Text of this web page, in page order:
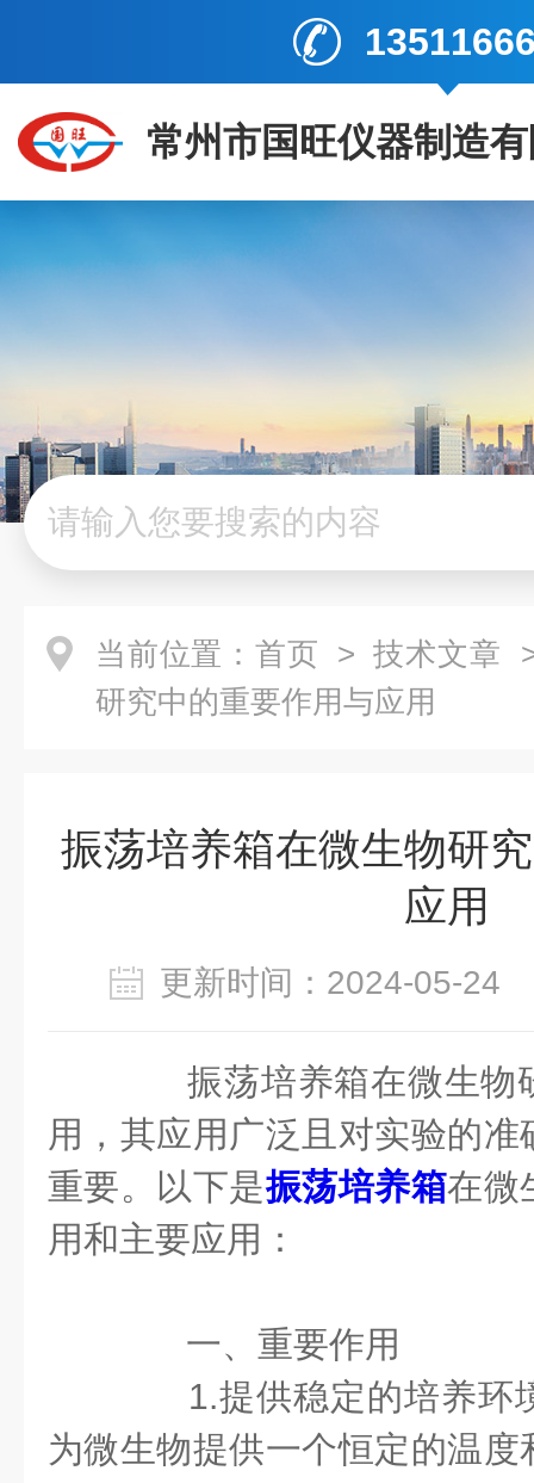
常州市国旺仪器制造
当前位置： 首页 > 技术文章
研究中的重要作用与应用
振荡培养箱在微生物研
应用
更新时间：2024-05-
振荡培养箱在微生物
用，其应用广泛且对实验的
重要。以下是振荡培养箱在微
用和主要应用：
一、重要作用
1.提供稳定的培养环
为微生物提供一个恒定的温